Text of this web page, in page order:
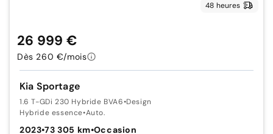
48 heures
Kia Sportage
1.6 T-GDi 230 Hybride BVA6•Design
Hybride essence•Auto.
2023•73 305 km•Occasion
26 999 €
Dès 260 €/mois